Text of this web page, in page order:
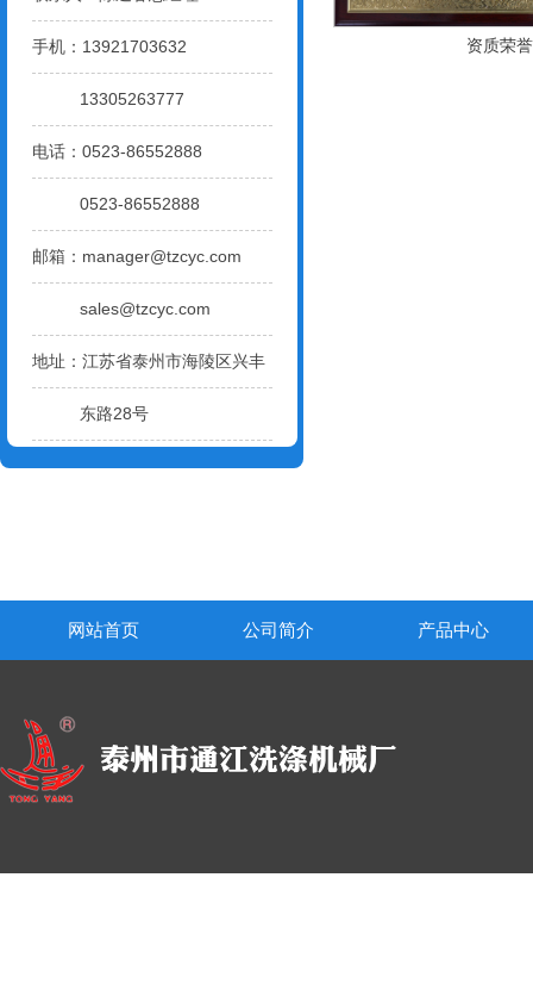
手机：13921703632
13305263777
电话：0523-86552888
0523-86552888
邮箱： manager@tzcyc.com
sales@tzcyc.com
地址：江苏省泰州市海陵区兴丰
东路28号
资质荣誉
网站首页 公司简介 产品中心